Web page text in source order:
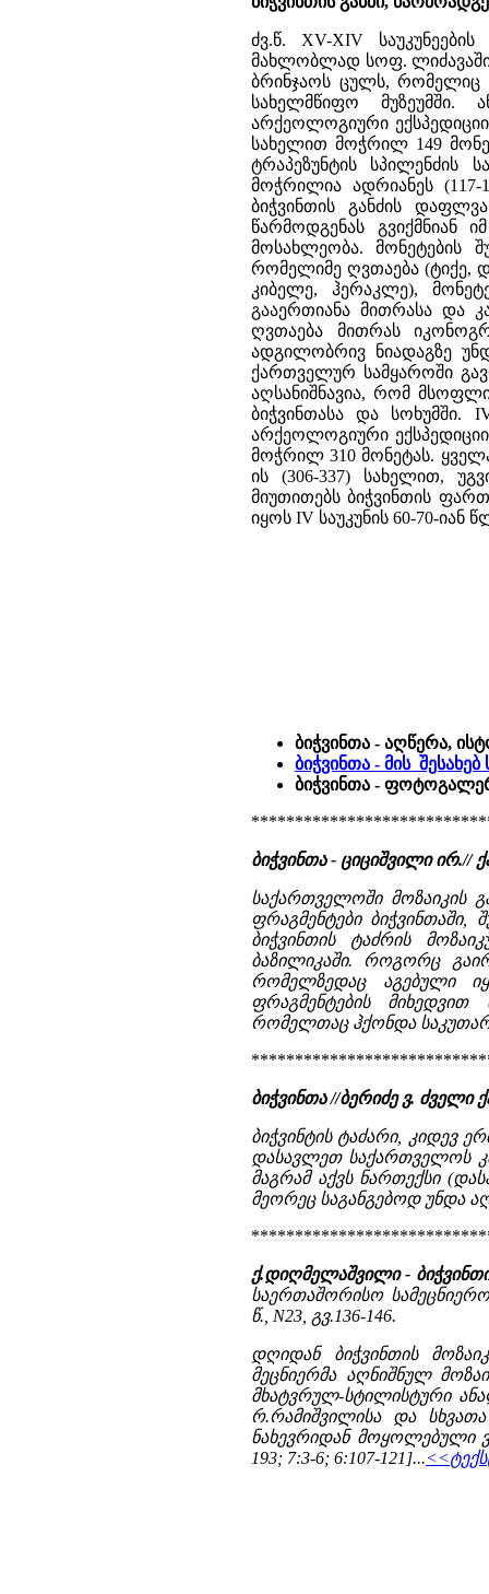
ძვ.წ. XV-XIV
მახლობლად სოფ.
ბრინჯაოს ცულს, რომელიც
სახელმწიფო მუზეუმში.
არქეოლოგიური
სახელით მოჭრილ 149
ტრაპეზუნტის სპილენძის
მოჭრილია ადრიანეს (117-
ბიჭვინთის განძის
წარმოდგენას გვიქმნიან
მოსახლეობა. მონეტების
რომელიმე ღვთაება (ტიქე,
კიბელე, ჰერაკლე),
გააერთიანა მითრასა და
ღვთაება მითრას
ადგილობრივ ნიადაგზე
ქართველურ სამყაროში
აღსანიშნავია, რომ
ბიჭვინთასა და სოხუმში.
არქეოლოგიური
მოჭრილ 310 მონეტას.
ის (306-337) სახელით,
მიუთითებს ბიჭვინთის
იყოს IV საუკუნის 60-70-იან
ბიჭვინთა - აღწერა,
ბიჭვინთა - მის
ბიჭვინთა -
ბიჭვინთა - ციციშვილი ირ.//
საქართველოში მოზაიკის
ფრაგმენტები ბიჭვინთაში,
ბიჭვინთის ტაძრის
ბაზილიკაში. როგორც
რომელზედაც აგებული
ფრაგმენტების
რომელთაც ჰქონდა
ბიჭვინთა //ბერიძე ვ.
ბიჭვინტის ტაძარი, კიდევ
დასავლეთ საქართველოს
მაგრამ აქვს ნართექსი
მეორეც საგანგებოდ უნდა
ქ.დიღმელაშვილი -
საერთაშორისო
წ., N23, გვ.136-146.
დღიდან ბიჭვინთის
მეცნიერმა აღნიშნულ
მხატვრულ-სტილისტური
რ.რამიშვილისა და
ნახევრიდან მოყოლებული
193; 7:3-6; 6:107-121]...